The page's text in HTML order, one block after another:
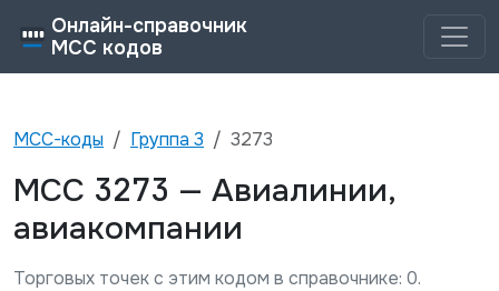
Онлайн-справочник
MCC кодов
MCC-коды Группа 3 3273
MCC 3273 — Авиалинии,
авиакомпании
Торговых точек с этим кодом в справочнике: 0.